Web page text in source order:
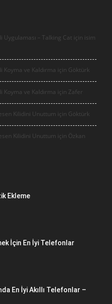
Uygulaması – Talking Cat için isim
Koyma ve Kaldırma için Göktürk
Koyma ve Kaldırma için Zafer
Kilidini Unuttum için Göktürk
Kilidini Unuttum için Özkan
Ekleme
İçin En İyi Telefonlar
En İyi Akıllı Telefonlar –